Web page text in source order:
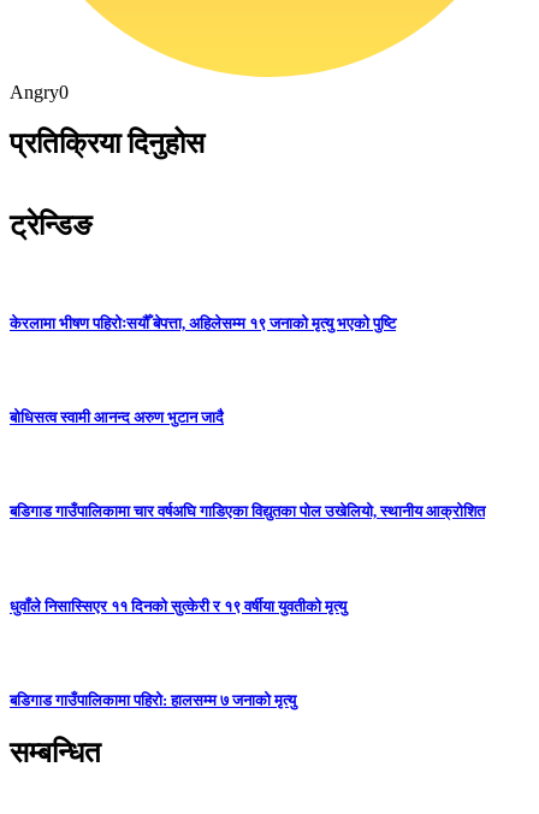
Angry0
प्रतिक्रिया दिनुहोस
ट्रेन्डिङ
केरलामा भीषण पहिरोःसयौँ बेपत्ता, अहिलेसम्म १९ जनाको मृत्यु भएको पुष्टि
बोधिसत्व स्वामी आनन्द अरुण भुटान जादै
बडिगाड गाउँपालिकामा चार वर्षअघि गाडिएका विद्युतका पोल उखेलियो, स्थानीय आक्रोशित
धुवाँले निसास्सिएर ११ दिनको सुत्केरी र १९ वर्षीया युवतीको मृत्यु
बडिगाड गाउँपालिकामा पहिरो: हालसम्म ७ जनाको मृत्यु
सम्बन्धित